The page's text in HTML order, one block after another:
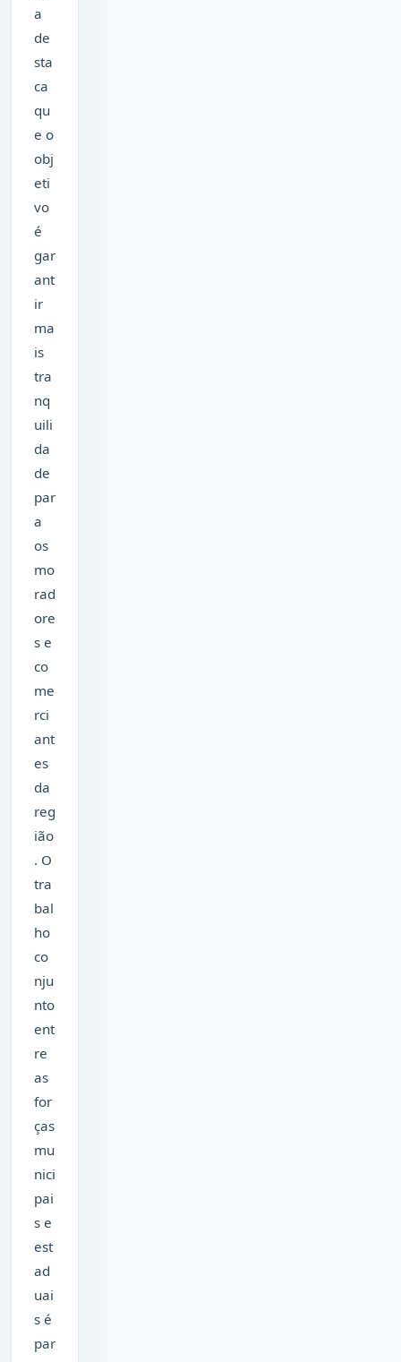
a
de
sta
ca
qu
e o
obj
eti
vo
é
gar
ant
ir
ma
is
tra
nq
uili
da
de
par
a
os
mo
rad
ore
s e
co
me
rci
ant
es
da
reg
ião
. O
tra
bal
ho
co
nju
nto
ent
re
as
for
ças
mu
nici
pai
s e
est
ad
uai
s é
par